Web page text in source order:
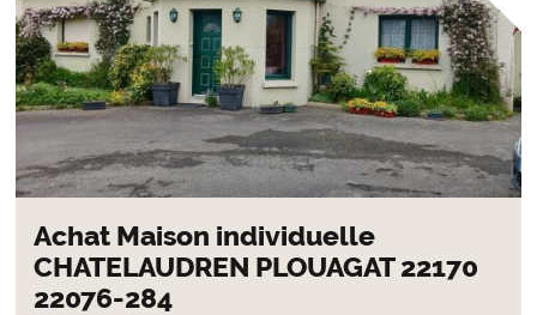
Achat Maison individuelle
CHATELAUDREN PLOUAGAT 22170
22076-284